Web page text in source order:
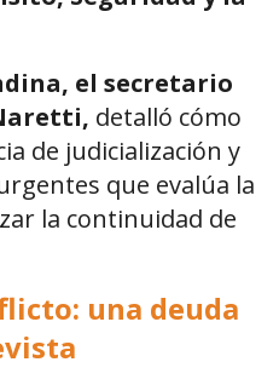
el secretario
detalló cómo
de judicialización y
que evalúa la
la continuidad de
una deuda